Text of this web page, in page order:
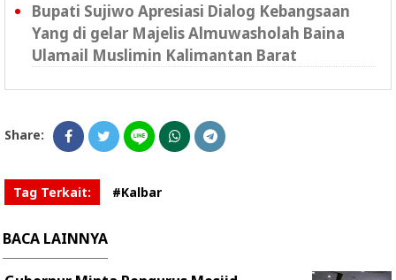
Bupati Sujiwo Apresiasi Dialog Kebangsaan
Yang di gelar Majelis Almuwasholah Baina
Ulamail Muslimin Kalimantan Barat
Share:
Tag Terkait: #Kalbar
BACA LAINNYA